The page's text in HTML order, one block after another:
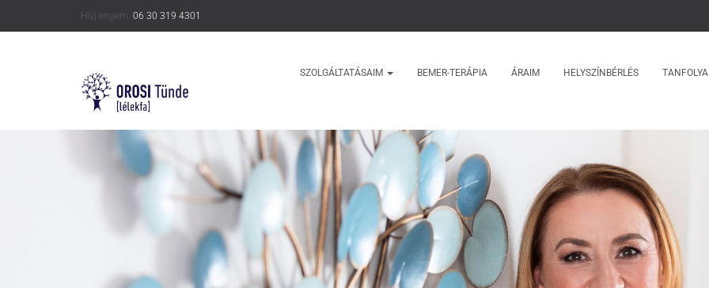
Hívj engem: 06 30 319 4301
SZOLGÁLTATÁSAIM BEMER-TERÁPIA ÁRAIM HELYSZÍNBÉRLÉS